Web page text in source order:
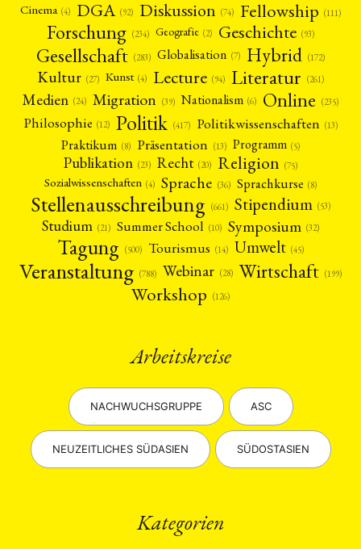
Cinema (4) DGA (92) Diskussion (74) Fellowship (111)
Forschung (234) Geografie (2) Geschichte (93)
Gesellschaft (283) Globalisation (7) Hybrid (172)
Kultur (27) Kunst (4) Lecture (94) Literatur (261)
Medien (24) Migration (39) Nationalism (6) Online (235)
Philosophie (12) Politik (417) Politikwissenschaften (13)
Praktikum (8) Präsentation (13) Programm (5)
Publikation (23) Recht (20) Religion (75)
Sozialwissenschaften (4) Sprache (36) Sprachkurse (8)
Stellenausschreibung (661) Stipendium (53)
Studium (21) Summer School (10) Symposium (32)
Tagung (500) Tourismus (14) Umwelt (45)
Veranstaltung (788) Webinar (28) Wirtschaft (199)
Workshop (126)
Arbeitskreise
NACHWUCHSGRUPPE ASC
NEUZEITLICHES SÜDASIEN SÜDOSTASIEN
Kategorien